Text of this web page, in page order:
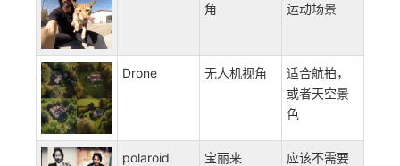
角
运动场景
Drone 无人机视角
适合航拍，
或者天空景
色
polaroid 宝丽来
应该不需要